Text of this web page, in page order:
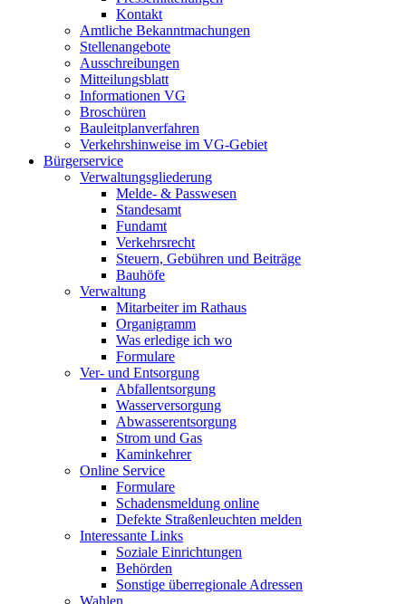
Kontakt
Amtliche Bekanntmachungen
Stellenangebote
Ausschreibungen
Mitteilungsblatt
Informationen VG
Broschüren
Bauleitplanverfahren
Verkehrshinweise im VG-Gebiet
Bürgerservice
Verwaltungsgliederung
Melde- & Passwesen
Standesamt
Fundamt
Verkehrsrecht
Steuern, Gebühren und Beiträge
Bauhöfe
Verwaltung
Mitarbeiter im Rathaus
Organigramm
Was erledige ich wo
Formulare
Ver- und Entsorgung
Abfallentsorgung
Wasserversorgung
Abwasserentsorgung
Strom und Gas
Kaminkehrer
Online Service
Formulare
Schadensmeldung online
Defekte Straßenleuchten melden
Interessante Links
Soziale Einrichtungen
Behörden
Sonstige überregionale Adressen
Wahlen